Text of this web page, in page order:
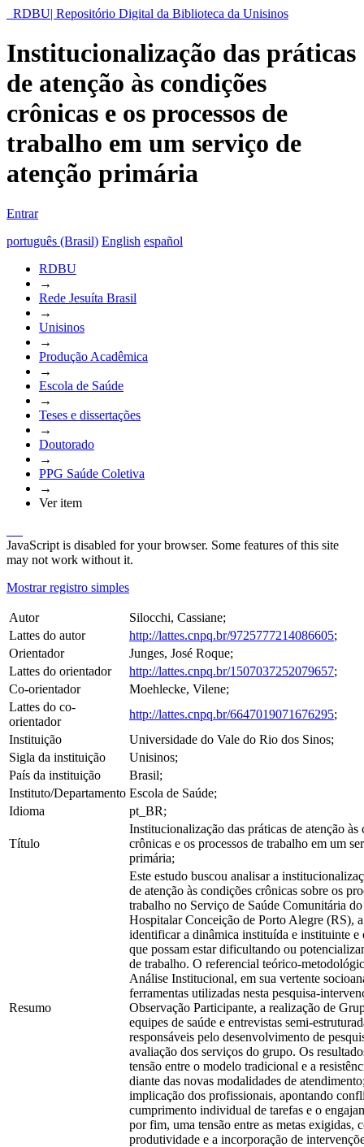
RDBU| Repositório Digital da Biblioteca da Unisinos
Institucionalização das práticas
de atenção às condições
crônicas e os processos de
trabalho em um serviço de
atenção primária
Entrar
português (Brasil) English español
RDBU
→
Rede Jesuíta Brasil
→
Unisinos
→
Produção Acadêmica
→
Escola de Saúde
→
Teses e dissertações
→
Doutorado
→
PPG Saúde Coletiva
→
Ver item
JavaScript is disabled for your browser. Some features of this site
may not work without it.
Mostrar registro simples
Autor
Silocchi, Cassiane;
Lattes do autor
http://lattes.cnpq.br/9725777214086605;
Orientador
Junges, José Roque;
Lattes do orientador
http://lattes.cnpq.br/1507037252079657;
Co-orientador
Moehlecke, Vilene;
Lattes do co-
orientador
http://lattes.cnpq.br/6647019071676295;
Instituição
Universidade do Vale do Rio dos Sinos;
Sigla da instituição
Unisinos;
País da instituição
Brasil;
Instituto/Departamento Escola de Saúde;
Idioma
pt_BR;
Título
Institucionalização das práticas de atenção às
crônicas e os processos de trabalho em um
primária;
Resumo
Este estudo buscou analisar a
de atenção às condições crônicas sobre os
trabalho no Serviço de Saúde Comunitária
Hospitalar Conceição de Porto Alegre (RS),
identificar a dinâmica instituída e instituinte e
que possam estar dificultando ou
de trabalho. O referencial teórico-
Análise Institucional, em sua vertente
ferramentas utilizadas nesta pesquisa-
Observação Participante, a realização de
equipes de saúde e entrevistas semi-
responsáveis pelo desenvolvimento de
avaliação dos serviços do grupo. Os
tensão entre o modelo tradicional e a
diante das novas modalidades de
implicação dos profissionais, apontando
cumprimento individual de tarefas e o
por fim, uma tensão entre as metas exigidas,
produtividade e a incorporação de